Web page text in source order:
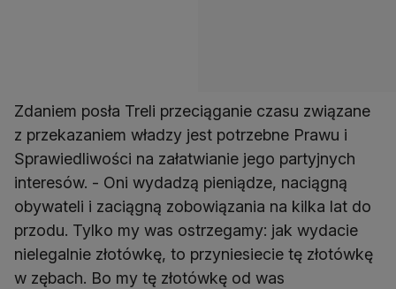
Zdaniem posła Treli przeciąganie czasu związane
z przekazaniem władzy jest potrzebne Prawu i
Sprawiedliwości na załatwianie jego partyjnych
interesów. - Oni wydadzą pieniądze, naciągną
obywateli i zaciągną zobowiązania na kilka lat do
przodu. Tylko my was ostrzegamy: jak wydacie
nielegalnie złotówkę, to przyniesiecie tę złotówkę
w zębach. Bo my tę złotówkę od was